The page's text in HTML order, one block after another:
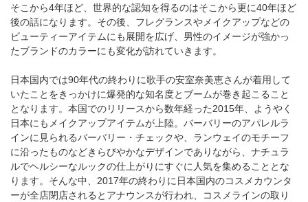
そこから4年ほど、世界的な認知を得るのはそこから更に40年ほど
後の話になります。その後、フレグランスやメイクアップなどの
ビューティーアイテムにも展開を広げ、男性のイメージが強かっ
たブランドのカラーにも変化が訪れていきます。
日本国内では90年代の終わりに歌手の安室奈美恵さんが着用して
いたことをきっかけに爆発的な知名度とブームが巻き起こること
となります。本国でのリリースから数年経った2015年、ようやく
日本にもメイクアップアイテムが上陸。バーバリーのアパレルラ
インに見られるバーバリー・チェックや、ランウェイのモチーフ
に沿ったものなどきらびやかなデザインでありながら、ナチュラ
ルでヘルシーなルックの仕上がりにすぐに人気を集めることとな
ります。そんな中、2017年の終わりに日本国内のコスメカウンタ
ーが全店閉店されるとアナウンスが行われ、コスメラインの取り